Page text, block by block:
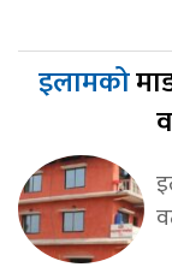
इलामको